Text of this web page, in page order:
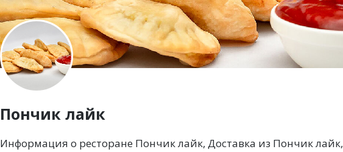
Пончик лайк
Информация о ресторане Пончик лайк, Доставка из Пончик лайк,